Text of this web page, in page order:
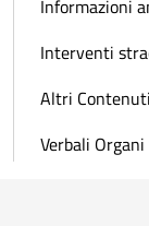
Informazioni
Interventi
Altri Contenuti
Verbali